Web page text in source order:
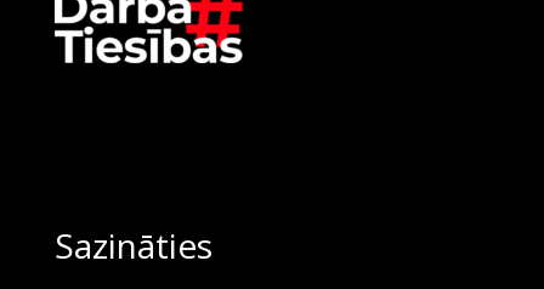
Sazināties